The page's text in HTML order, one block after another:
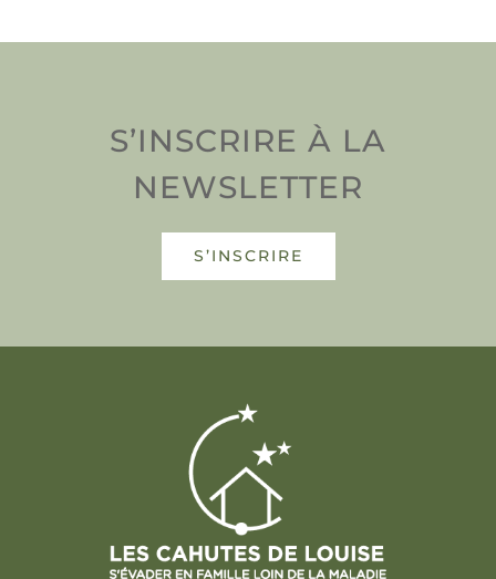
S’INSCRIRE À LA
NEWSLETTER
S’INSCRIRE